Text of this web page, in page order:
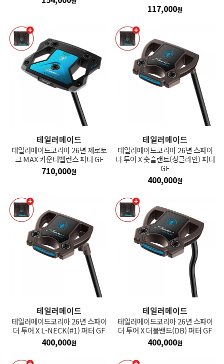
117,000원
테일러메이드
테일러메이드코리아 26년 제로토
크 MAX 카운터밸런스 퍼터 GF
710,000원
테일러메이드
테일러메이드코리아 26년 스파이
더 투어 X 숏슬랜트(싱글라인) 퍼터
GF
400,000원
테일러메이드
테일러메이드코리아 26년 스파이
더 투어 X L-NECK(#1) 퍼터 GF
400,000원
테일러메이드
테일러메이드코리아 26년 스파이
더 투어 X 더블밴드(DB) 퍼터 GF
400,000원